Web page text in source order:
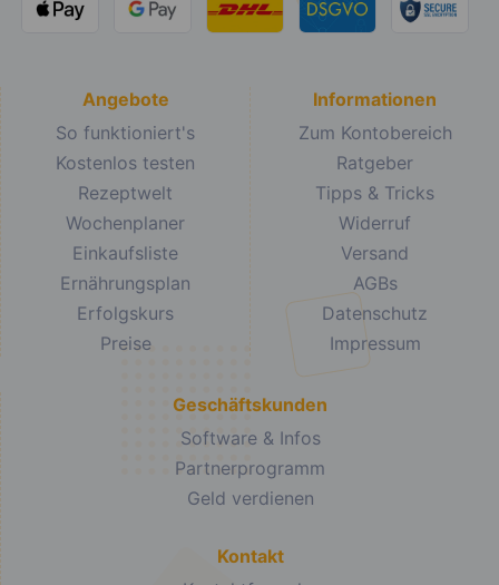
Angebote
So funktioniert's
Kostenlos testen
Rezeptwelt
Wochenplaner
Einkaufsliste
Ernährungsplan
Erfolgskurs
Preise
Informationen
Zum Kontobereich
Ratgeber
Tipps & Tricks
Widerruf
Versand
AGBs
Datenschutz
Impressum
Geschäftskunden
Software & Infos
Partnerprogramm
Geld verdienen
Kontakt